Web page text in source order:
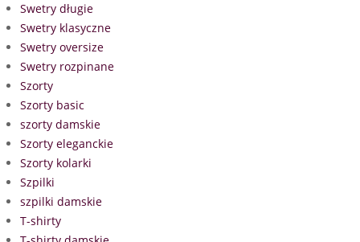
Swetry długie
Swetry klasyczne
Swetry oversize
Swetry rozpinane
Szorty
Szorty basic
szorty damskie
Szorty eleganckie
Szorty kolarki
Szpilki
szpilki damskie
T-shirty